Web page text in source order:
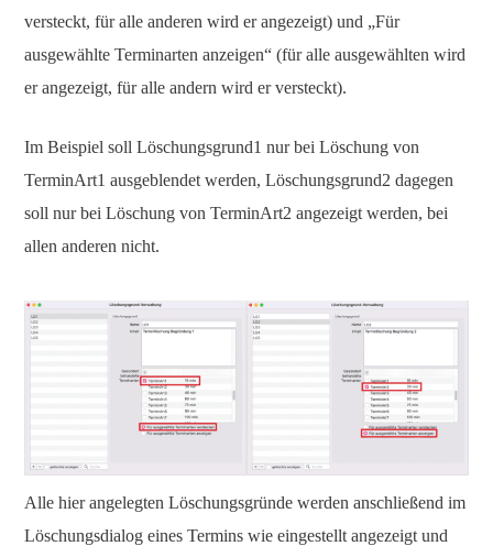
versteckt, für alle anderen wird er angezeigt) und „Für
ausgewählte Terminarten anzeigen“ (für alle ausgewählten wird
er angezeigt, für alle andern wird er versteckt).
Im Beispiel soll Löschungsgrund1 nur bei Löschung von
TerminArt1 ausgeblendet werden, Löschungsgrund2 dagegen
soll nur bei Löschung von TerminArt2 angezeigt werden, bei
allen anderen nicht.
Alle hier angelegten Löschungsgründe werden anschließend im
Löschungsdialog eines Termins wie eingestellt angezeigt und